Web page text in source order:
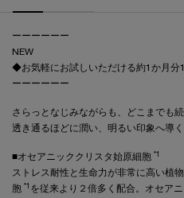
ーーーーーー
NEW
◆お気軽にお試しいただける約1か月
ーーーーーー
さらっとなじみながらも、どこまでも
透き通るほどに潤い、明るい印象へ導く
■オセアニッククリスタ始原細胞 *1
ストレス耐性と生命力が非常に高い植
胞 *1 を従来より２倍多く配合。オセア